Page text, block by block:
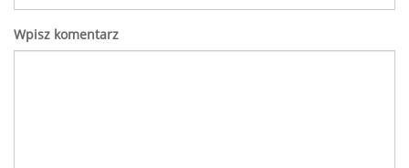
Wpisz komentarz